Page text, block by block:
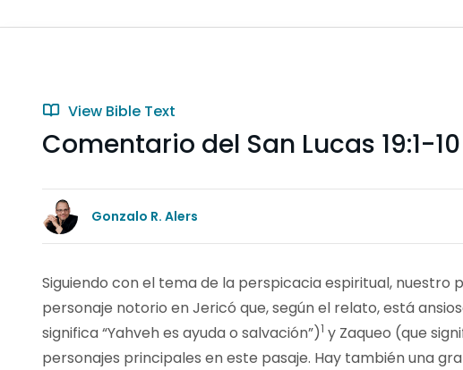
View Bible Text
Comentario del San Lucas 19:1-10
Gonzalo R. Alers
Siguiendo con el tema de la perspicacia espiritual, nuestro
personaje notorio en Jericó que, según el relato, está
significa “Yahveh es ayuda o salvación”)1 y Zaqueo (que
personajes principales en este pasaje. Hay también una